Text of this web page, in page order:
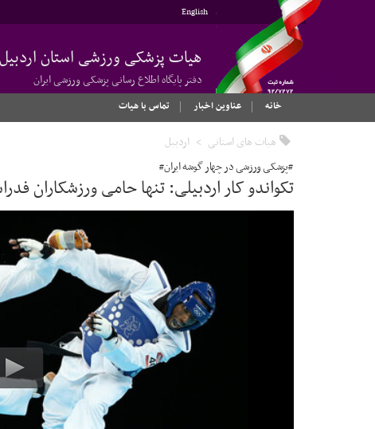
English
هیات پزشکی ورزشی استان اردبیل
دفتر پایگاه اطلاع رسانی پزشکی ورزشی ایران
خانه
عناوین اخبار تماس با هیات
هیات های استانی اردبیل
#پزشکی ورزشی در چهار گوشه ایران#
تکواندو کار اردبیلی: تنها حامی ورزشکاران